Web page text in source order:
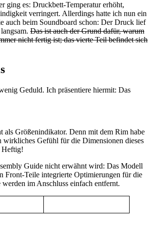
ging es: Druckbett-Temperatur erhöht,
verringert. Allerdings hatte ich nun ein
auch beim Soundboard schon: Der Druck lief
Das ist auch der Grund dafür, warum
nicht fertig ist; das vierte Teil befindet sich
Geduld. Ich präsentiere hiermit: Das
als Größenindikator. Denn mit dem Rim habe
wirkliches Gefühl für die Dimensionen dieses
Heftig!
Guide nicht erwähnt wird: Das Modell
Front-Teile integrierte Optimierungen für die
im Anschluss einfach entfernt.